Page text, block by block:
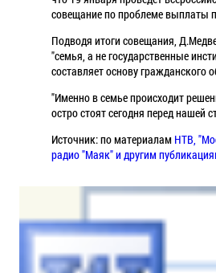
совещание по проблеме выплаты
Подводя итоги совещания,
"семья, а не государственные
составляет основу гражданского
"Именно в семье происходит
остро стоят сегодня перед нашей
Источник: по материалам НТВ,
радио "Маяк" и другим